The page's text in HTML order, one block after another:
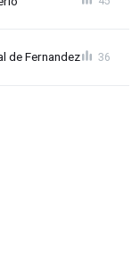
de Fernandez 36